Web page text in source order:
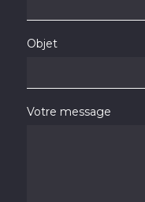
Objet
Votre message